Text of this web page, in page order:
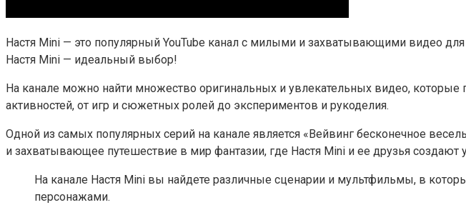
Настя Mini — это популярный YouTube канал с милыми и захватывающими видео
Настя Mini — идеальный выбор!
На канале можно найти множество оригинальных и увлекательных видео, которые
активностей, от игр и сюжетных ролей до экспериментов и рукоделия.
Одной из самых популярных серий на канале является «Вейвинг бесконечное
и захватывающее путешествие в мир фантазии, где Настя Mini и ее друзья создают
На канале Настя Mini вы найдете различные сценарии и мультфильмы, в
персонажами.